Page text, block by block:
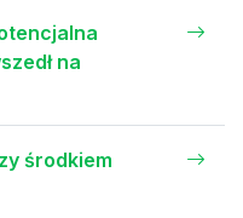
na
środkiem